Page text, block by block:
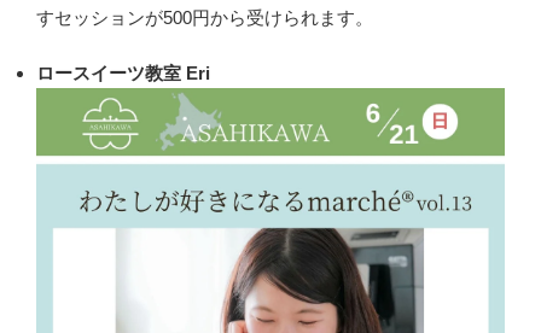
すセッションが500円から受けられます。
ロースイーツ教室 Eri